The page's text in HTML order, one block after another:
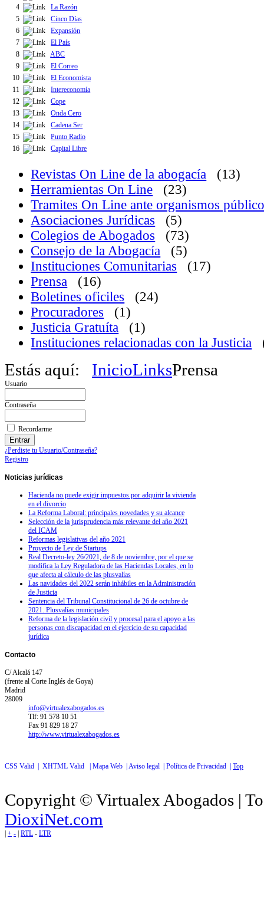
4
La Razón
5
Cinco Días
6
Expansión
7
El País
8
ABC
9
El Correo
10
El Economista
11
Intereconomía
12
Cope
13
Onda Cero
14
Cadena Ser
15
Punto Radio
16
Capital Libre
Revistas On Line de la abogacía
(13)
Herramientas On Line
(23)
Tramites On Line ante organismos
Asociaciones Jurídicas
(5)
Colegios de Abogados
(73)
Consejo de la Abogacía
(5)
Instituciones Comunitarias
(17)
Prensa
(16)
Boletines oficiles
(24)
Procuradores
(1)
Justicia Gratuíta
(1)
Instituciones relacionadas con la Justicia
Estás aquí: InicioLinksPrensa
Usuario
Contraseña
Recordarme
¿Perdiste tu Usuario/Contraseña?
Registro
Noticias jurídicas
Hacienda no puede exigir impuestos por adquirir la vivienda
en el divorcio
La Reforma Laboral: principales novedades y su alcance
Selección de la jurisprudencia más relevante del año 2021
del ICAM
Reformas legislativas del año 2021
Proyecto de Ley de Startups
Real Decreto-ley 26/2021, de 8 de noviembre, por el que se
modifica la Ley Reguladora de las Haciendas Locales, en lo
que afecta al cálculo de las plusvalías
Las navidades del 2022 serán inhábiles en la Administración
de Justicia
Sentencia del Tribunal Constitucional de 26 de octubre de
2021. Plusvalías municipales
Reforma de la legislación civil y procesal para el apoyo a las
personas con discapacidad en el ejercicio de su capacidad
jurídica
Contacto
C/ Alcalá 147
(frente al Corte Inglés de Goya)
Madrid
28009
info@virtualexabogados.es
Tlf: 91 578 10 51
Fax 91 829 18 27
http://www.virtualexabogados.es
CSS Valid | XHTML Valid | Mapa Web | Aviso legal | Política de Privacidad | Top
Copyright © Virtualex Abogados |
DioxiNet.com
| + - | RTL - LTR